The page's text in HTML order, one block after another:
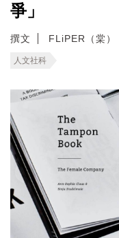
爭」
撰文 FLiPER（棠）
人文社科